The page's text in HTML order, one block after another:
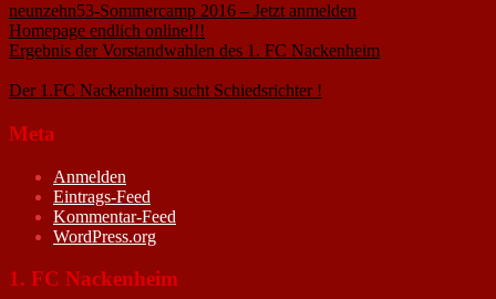
neunzehn53-Sommercamp 2016 – Jetzt anmelden
Homepage endlich online!!!
Ergebnis der Vorstandwahlen des 1. FC Nackenheim
Der 1.FC Nackenheim sucht Schiedsrichter !
Meta
Anmelden
Eintrags-Feed
Kommentar-Feed
WordPress.org
1. FC Nackenheim